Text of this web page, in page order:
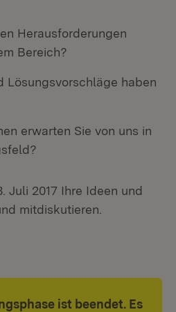
Herausforderungen
Bereich?
Lösungsvorschläge haben
erwarten Sie von uns in
Juli 2017 Ihre Ideen und
mitdiskutieren.
ist beendet. Es